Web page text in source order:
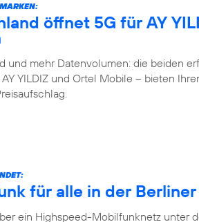
öffnet 5G für AY
und mehr Datenvolumen: die beiden
YILDIZ und Ortel Mobile – bieten
für alle in der Berliner
ein Highspeed-Mobilfunknetz unter